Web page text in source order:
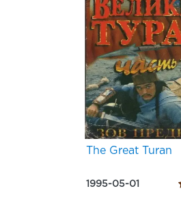
The Great Turan
1995-05-01